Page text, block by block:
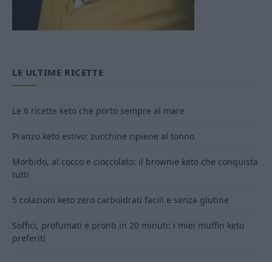
LE ULTIME RICETTE
Le 6 ricette keto che porto sempre al mare
Pranzo keto estivo: zucchine ripiene al tonno
Morbido, al cocco e cioccolato: il brownie keto che conquista
tutti
5 colazioni keto zero carboidrati facili e senza glutine
Soffici, profumati e pronti in 20 minuti: i miei muffin keto
preferiti